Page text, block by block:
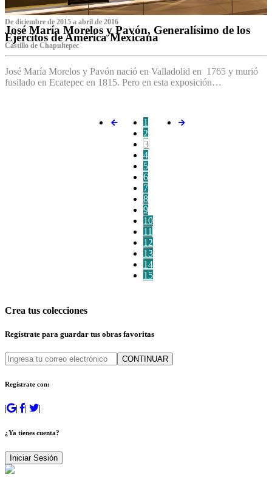
De diciembre de 2015 a abril de 2016
José María Morelos y Pavón, Generalísimo de los
Ejércitos de América Mexicana
C‌astillo de Chapultepec
José María Morelos y Pavón nació en Valladolid en 1765 y murió
fusilado en Ecatepec en 1815. Pero en esta exposición…
1
2
3
4
5
6
7
8
9
10
11
12
13
14
15
Crea tus colecciones
Regístrate para guardar tus obras favoritas
CONTINUAR
Regístrate con:
| | | |
¿Ya tienes cuenta?
Iniciar Sesión